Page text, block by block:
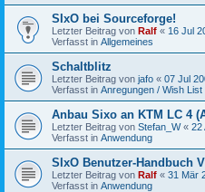
SIxO bei Sourceforge!
Letzter Beitrag von Ralf « 16 Jul
Verfasst in Allgemeines
Schaltblitz
Letzter Beitrag von jafo « 07 Jul
Verfasst in Anregungen / Wish List
Anbau Sixo an KTM LC 4
Letzter Beitrag von Stefan_W« 22
Verfasst in Anwendung
SIxO Benutzer-Handbuch
Letzter Beitrag von Ralf « 31 Mär
Verfasst in Anwendung